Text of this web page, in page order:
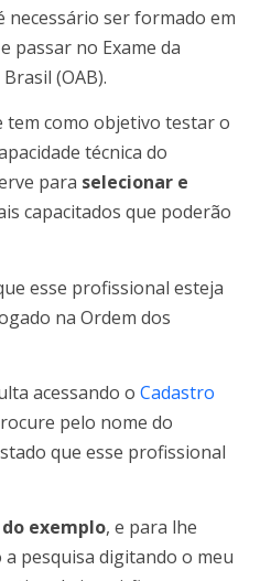
necessário ser formado em
passar no Exame da
(OAB).
tem como objetivo testar o
técnica do
para selecionar e
capacitados que poderão
esse profissional esteja
na Ordem dos
acessando o Cadastro
pelo nome do
que esse profissional
exemplo, e para lhe
pesquisa digitando o meu